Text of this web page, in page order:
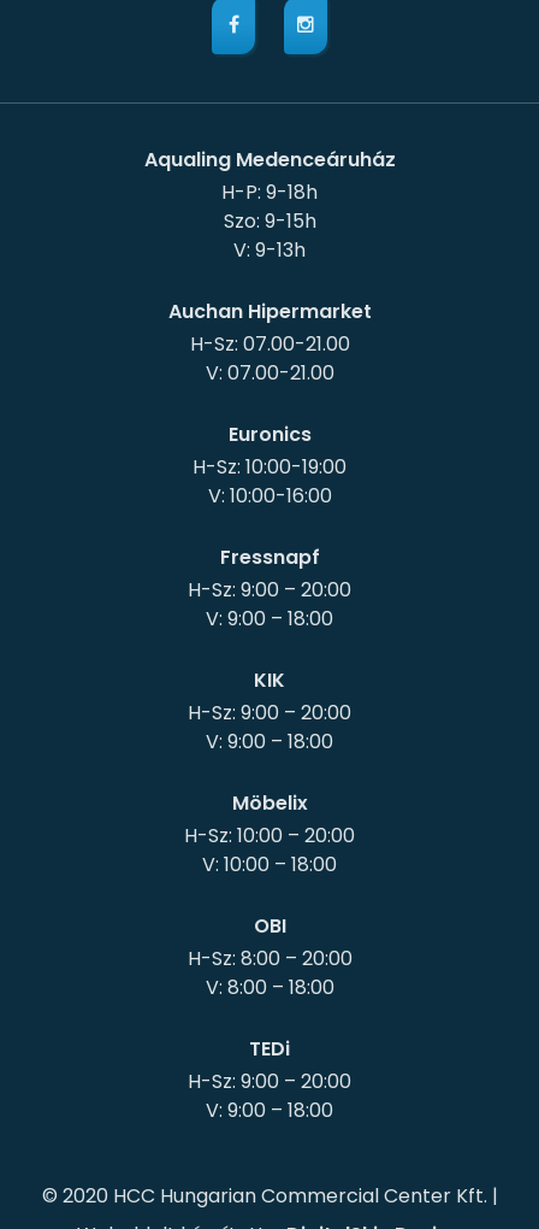
Aqualing Medenceáruház
H-P: 9-18h
Szo: 9-15h
Auchan Hipermarket
H-Sz: 07.00-21.00
V: 07.00-21.00
Euronics
H-Sz: 10:00-19:00
V: 10:00-16:00
Fressnapf
H-Sz: 9:00 – 20:00
KIK
H-Sz: 9:00 – 20:00
Möbelix
H-Sz: 10:00 – 20:00
OBI
H-Sz: 8:00 – 20:00
V: 8:00 – 18:00
TEDi
H-Sz: 9:00 – 20:00
© 2020 HCC Hungarian Commercial Center Kft. |